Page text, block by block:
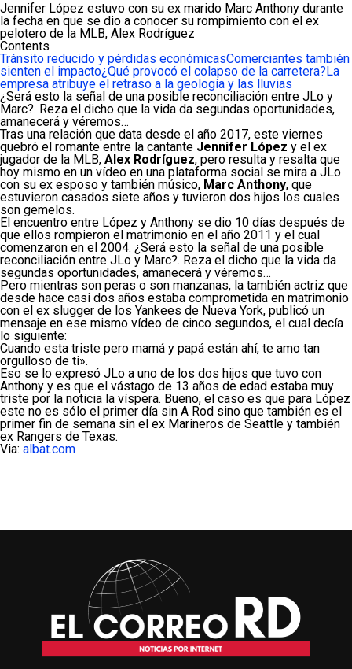
Jennifer López estuvo con su ex marido Marc Anthony durante
la fecha en que se dio a conocer su rompimiento con el ex
pelotero de la MLB, Alex Rodríguez
Contents
Tránsito reducido y pérdidas económicasComerciantes también
sienten el impacto¿Qué provocó el colapso de la carretera? La
empresa atribuye el retraso a la geología y las lluvias
¿Será esto la señal de una posible reconciliación entre JLo y
Marc?. Reza el dicho que la vida da segundas oportunidades,
amanecerá y véremos…
Tras una relación que data desde el año 2017, este viernes
quebró el romante entre la cantante Jennifer López y el ex
jugador de la MLB, Alex Rodríguez, pero resulta y resalta que
hoy mismo en un vídeo en una plataforma social se mira a JLo
con su ex esposo y también músico, Marc Anthony, que
estuvieron casados siete años y tuvieron dos hijos los cuales
son gemelos.
El encuentro entre López y Anthony se dio 10 días después de
que ellos rompieron el matrimonio en el año 2011 y el cual
comenzaron en el 2004. ¿Será esto la señal de una posible
reconciliación entre JLo y Marc?. Reza el dicho que la vida da
segundas oportunidades, amanecerá y véremos…
Pero mientras son peras o son manzanas, la también actriz que
desde hace casi dos años estaba comprometida en matrimonio
con el ex slugger de los Yankees de Nueva York, publicó un
mensaje en ese mismo vídeo de cinco segundos, el cual decía
lo siguiente:
Cuando esta triste pero mamá y papá están ahí, te amo tan
orgulloso de ti».
Eso se lo expresó JLo a uno de los dos hijos que tuvo con
Anthony y es que el vástago de 13 años de edad estaba muy
triste por la noticia la víspera. Bueno, el caso es que para López
este no es sólo el primer día sin A Rod sino que también es el
primer fin de semana sin el ex Marineros de Seattle y también
ex Rangers de Texas.
Via: albat.com